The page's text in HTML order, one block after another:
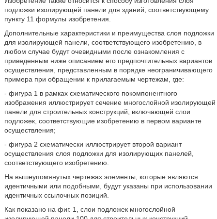
подложки изолирующей панели для зданий, соответствующему
пункту 11 формулы изобретения.
Дополнительные характеристики и преимущества слоя подложки
для изолирующей панели, соответствующего изобретению, в
любом случае будут очевидными после ознакомления с
приведенным ниже описанием его предпочтительных вариантов
осуществления, представленным в порядке неограничивающего
примера при обращении к прилагаемым чертежам, где:
- фигура 1 в рамках схематического покомпонентного
изображения иллюстрирует сечение многослойной изолирующей
панели для строительных конструкций, включающей слои
подложек, соответствующие изобретению в первом варианте
осуществления;
- фигура 2 схематически иллюстрирует второй вариант
осуществления слоя подложки для изолирующих панелей,
соответствующего изобретению.
На вышеупомянутых чертежах элементы, которые являются
идентичными или подобными, будут указаны при использовании
идентичных ссылочных позиций.
Как показано на фиг. 1, слои подложек многослойной